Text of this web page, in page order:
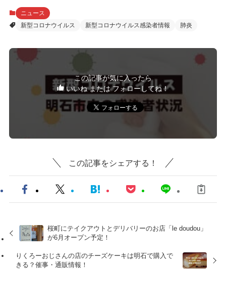
ニュース
新型コロナウイルス
新型コロナウイルス感染者情報 肺炎
この記事が気に入ったら
いいね または フォローしてね！
この記事をシェアする！
桜町にテイクアウトとデリバリーのお店「le doudou」
が6月オープン予定！
りくろーおじさんの店のチーズケーキは明石で購入で
きる？催事・通販情報！